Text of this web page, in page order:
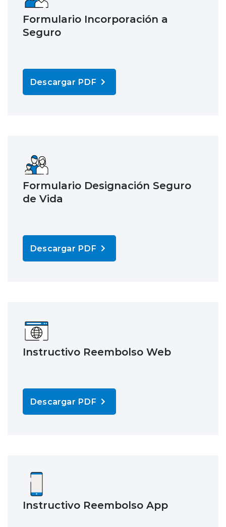
Formulario Incorporación a
Seguro
Descargar PDF
Formulario Designación Seguro
de Vida
Descargar PDF
Instructivo Reembolso Web
Descargar PDF
Instructivo Reembolso App